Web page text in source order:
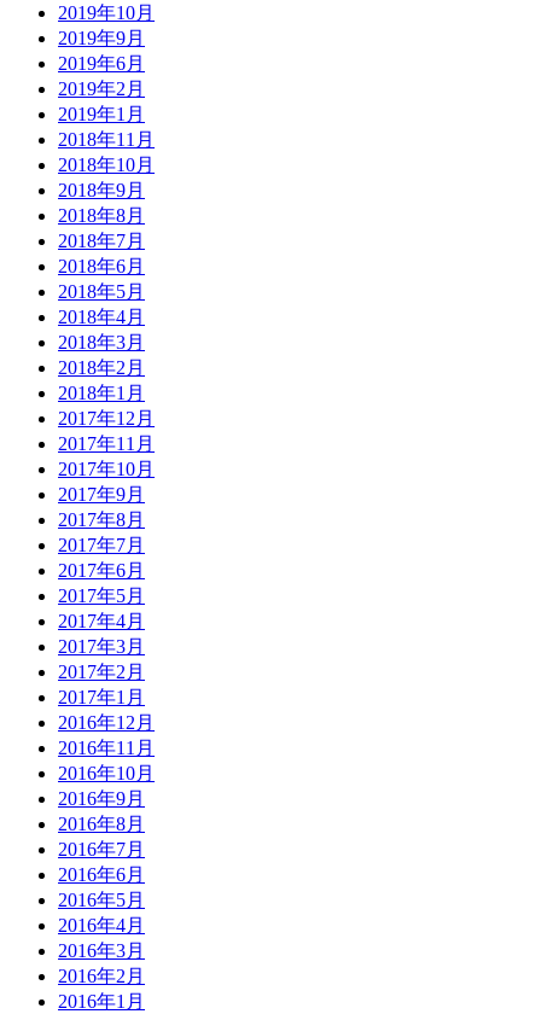
2019年10月
2019年9月
2019年6月
2019年2月
2019年1月
2018年11月
2018年10月
2018年9月
2018年8月
2018年7月
2018年6月
2018年5月
2018年4月
2018年3月
2018年2月
2018年1月
2017年12月
2017年11月
2017年10月
2017年9月
2017年8月
2017年7月
2017年6月
2017年5月
2017年4月
2017年3月
2017年2月
2017年1月
2016年12月
2016年11月
2016年10月
2016年9月
2016年8月
2016年7月
2016年6月
2016年5月
2016年4月
2016年3月
2016年2月
2016年1月